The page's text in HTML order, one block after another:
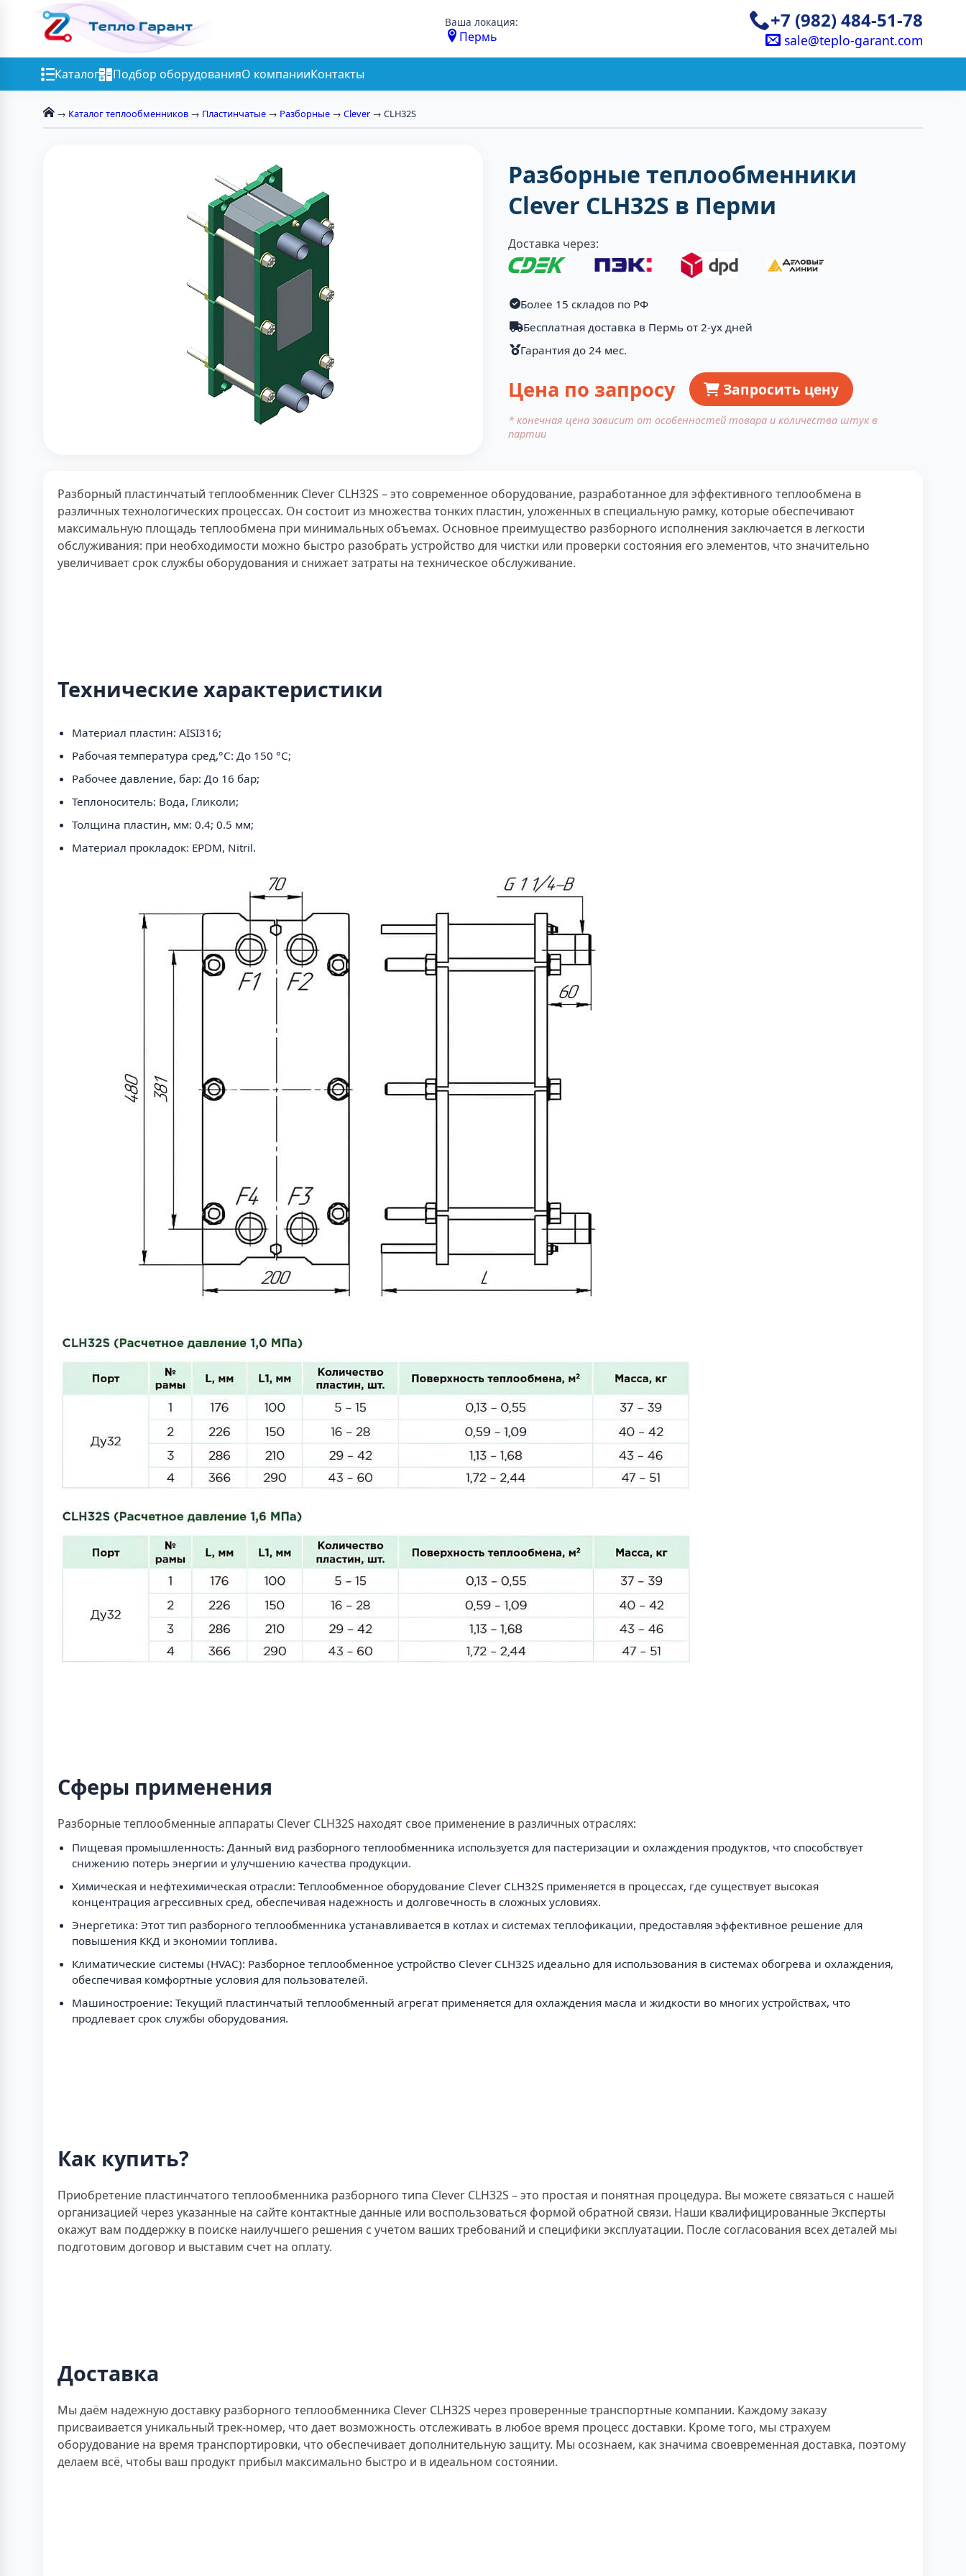
Ваша локация:
Пермь
+7 (982) 484-51-78
sale@teplo-garant.com
Каталог Подбор оборудованияО компанииКонтакты
→ Каталог теплообменников → Пластинчатые → Разборные → Clever → CLH32S
Разборные теплообменники
Clever CLH32S в Перми
Доставка через:
Более 15 складов по РФ
Бесплатная доставка в Пермь от 2-ух дней
Гарантия до 24 мес.
Цена по запросу Запросить цену
* конечная цена зависит от особенностей товара и количества штук в
партии
Разборный пластинчатый теплообменник Clever CLH32S – это современное оборудование, разработанное для эффективного теплообмена в
различных технологических процессах. Он состоит из множества тонких пластин, уложенных в специальную рамку, которые обеспечивают
максимальную площадь теплообмена при минимальных объемах. Основное преимущество разборного исполнения заключается в легкости
обслуживания: при необходимости можно быстро разобрать устройство для чистки или проверки состояния его элементов, что значительно
увеличивает срок службы оборудования и снижает затраты на техническое обслуживание.
Технические характеристики
Материал пластин: AISI316;
Рабочая температура сред,°С: До 150 °С;
Рабочее давление, бар: До 16 бар;
Теплоноситель: Вода, Гликоли;
Толщина пластин, мм: 0.4; 0.5 мм;
Материал прокладок: EPDM, Nitril.
Сферы применения
Разборные теплообменные аппараты Clever CLH32S находят свое применение в различных отраслях:
Пищевая промышленность: Данный вид разборного теплообменника используется для пастеризации и охлаждения продуктов, что способствует
снижению потерь энергии и улучшению качества продукции.
Химическая и нефтехимическая отрасли: Теплообменное оборудование Clever CLH32S применяется в процессах, где существует высокая
концентрация агрессивных сред, обеспечивая надежность и долговечность в сложных условиях.
Энергетика: Этот тип разборного теплообменника устанавливается в котлах и системах теплофикации, предоставляя эффективное решение для
повышения ККД и экономии топлива.
Климатические системы (HVAC): Разборное теплообменное устройство Clever CLH32S идеально для использования в системах обогрева и охлаждения,
обеспечивая комфортные условия для пользователей.
Машиностроение: Текущий пластинчатый теплообменный агрегат применяется для охлаждения масла и жидкости во многих устройствах, что
продлевает срок службы оборудования.
Как купить?
Приобретение пластинчатого теплообменника разборного типа Clever CLH32S – это простая и понятная процедура. Вы можете связаться с нашей
организацией через указанные на сайте контактные данные или воспользоваться формой обратной связи. Наши квалифицированные Эксперты
окажут вам поддержку в поиске наилучшего решения с учетом ваших требований и специфики эксплуатации. После согласования всех деталей мы
подготовим договор и выставим счет на оплату.
Доставка
Мы даём надежную доставку разборного теплообменника Clever CLH32S через проверенные транспортные компании. Каждому заказу
присваивается уникальный трек-номер, что дает возможность отслеживать в любое время процесс доставки. Кроме того, мы страхуем
оборудование на время транспортировки, что обеспечивает дополнительную защиту. Мы осознаем, как значима своевременная доставка, поэтому
делаем всё, чтобы ваш продукт прибыл максимально быстро и в идеальном состоянии.